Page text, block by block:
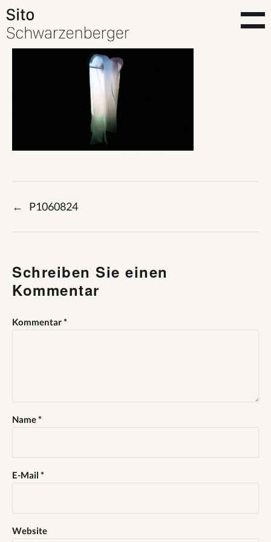
← P1060824
Schreiben Sie einen
Kommentar
Kommentar*
Name*
E-Mail *
Website